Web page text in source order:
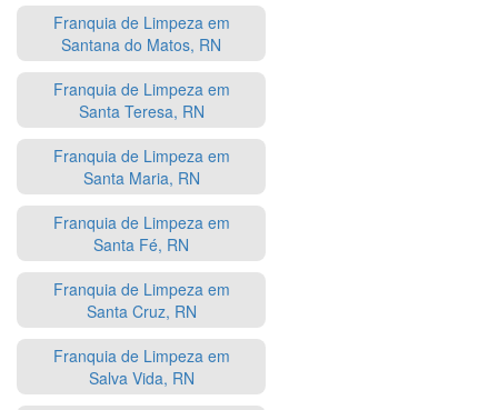
Franquia de Limpeza em
Santana do Matos, RN
Franquia de Limpeza em
Santa Teresa, RN
Franquia de Limpeza em
Santa Maria, RN
Franquia de Limpeza em
Santa Fé, RN
Franquia de Limpeza em
Santa Cruz, RN
Franquia de Limpeza em
Salva Vida, RN